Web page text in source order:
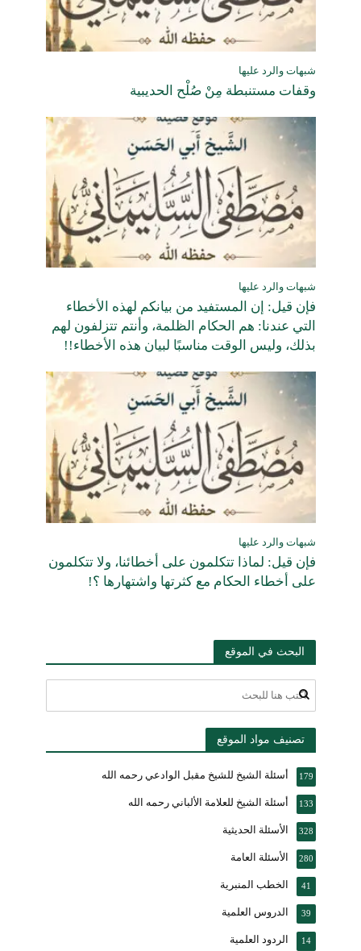
شبهات والرد عليها
وقفات مستنبطة مِنْ صُلْح الحديبية
شبهات والرد عليها
فإن قيل: إن المستفيد من بيانكم لهذه الأخطاء
التي عندنا: هم الحكام الظلمة، وأنتم تتزلفون لهم
بذلك، وليس الوقت مناسبًا لبيان هذه الأخطاء!!
شبهات والرد عليها
فإن قيل: لماذا تتكلمون على أخطائنا، ولا تتكلمون
على أخطاء الحكام مع كثرتها واشتهارها ؟!
البحث في الموقع
تصنيف مواد الموقع
أسئلة الشيخ للشيخ مقبل الوادعي رحمه الله 179
أسئلة الشيخ للعلامة الألباني رحمه الله 133
الأسئلة الحديثية 328
الأسئلة العامة 280
الخطب المنبرية 41
الدروس العلمية 39
الردود العلمية 14